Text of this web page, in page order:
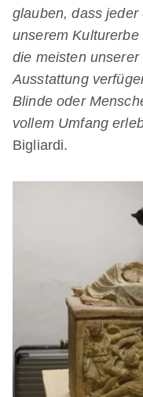
glauben, dass
unserem
die meisten
Ausstattung
Blinde oder
vollem Umfang
Bigliardi.